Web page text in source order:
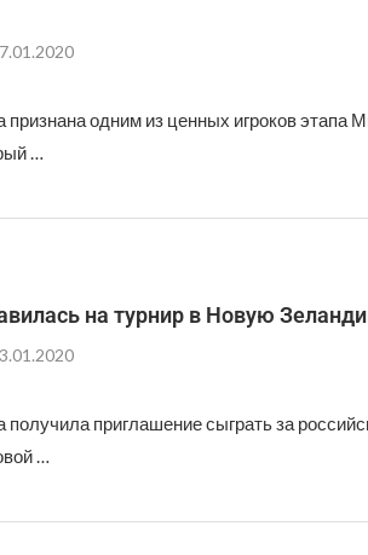
одним из ценных игроков этапа
…
на турнир в Новую
получила приглашение сыграть за
…